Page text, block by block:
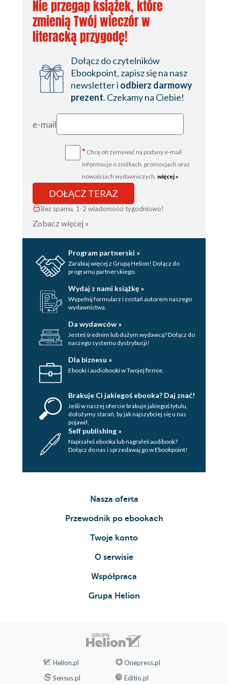
Rozdział XXVII
Rozdział XXVIII
Rozdział XXIX
Rozdział XXX
Rozdział XXXI
Rozdział XXXII
Rozdział XXXIII
Rozdział XXXV
Rozdział XXXVI
Rozdział XXXVII
Rozdział XXXVIII
Rozdział XXXIX
Przypisy
Nie przegap książek, które
zmienią Twój wieczór w
literacką przygodę!
Dołącz do czytelników
Ebookpoint, zapisz się na nasz
newsletter i odbierz darmowy
prezent. Czekamy na Ciebie!
e-mail
* Chcę otrzymywać na podany e-mail
informacje o zniżkach, promocjach oraz
nowościach wydawniczych. więcej »
DOŁĄCZ TERAZ
Bez spamu, 1-2 wiadomości tygodniowo!
Zobacz więcej »
Program partnerski »
Zarabiaj więcej z Grupą Helion! Dołącz do
programu partnerskiego.
Wydaj z nami książkę »
Wypełnij formularz i zostań autorem naszego
wydawnictwa.
Da wydawców »
Jesteś średnim lub dużym wydawcą? Dołącz do
naszego systemu dystrybucji!
Dla biznesu »
Ebooki i audiobooki w Twojej firmie.
Brakuje Ci jakiegoś ebooka? Daj znać!
Jeśli w naszej ofercie brakuje jakiegoś tytulu,
dołożymy starań, by jak najszybciej się u nas
pojawił.
Self publishing »
Napisałeś ebooka lub nagrałeś audibook?
Dołącz do nas i sprzedawaj go w Ebookpoint!
Nasza oferta
Przewodnik po ebookach
Twoje konto
O serwisie
Współpraca
Grupa Helion
Helion.pl
Onepress.pl
Sensus.pl
Editio.pl